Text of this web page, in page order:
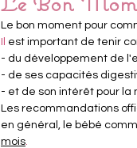
Le bon moment pour
Il est important de tenir
- du développement de
- de ses capacités
- et de son intérêt pour la
Les recommandations
en général, le bébé
mois